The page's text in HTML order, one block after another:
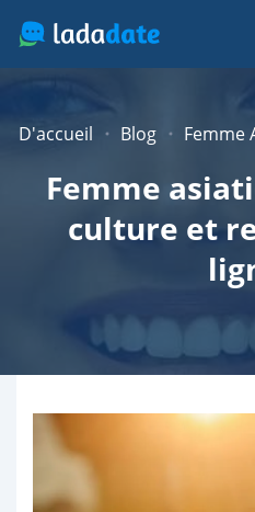
D'accueil Blog
Femme
culture et